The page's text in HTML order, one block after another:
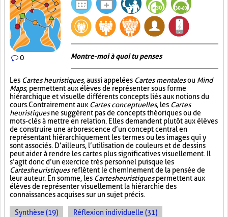
0 Montre-moi à quoi tu penses
Les Cartes heuristiques, aussi appelées Cartes mentalesou Mind
Maps, permettent aux élèves de représenter sous forme
hiérarchique et visuelle différents concepts liés aux notions du
cours. Contrairement aux Cartes conceptuelles, les Cartes
heuristiquesne suggèrent pas de concepts théoriques ou de
mots-clés à mettre en relation. Elles demandent plutôt aux élèves
de construire une arborescence d’un concept central en
représentant hiérarchiquement les termes ou les images qui y
sont associés. D’ailleurs, l’utilisation de couleurs et de dessins
peut aider à rendre les cartes plus significatives visuellement. Il
s’agit donc d’un exercice très personnel puisque les
Cartes heuristiquesreflètent le cheminement de la pensée de
leur auteur. En somme, les Cartes heuristiquespermettent aux
élèves de représenter visuellement la hiérarchie des
connaissances acquises sur un sujet précis.
Synthèse (19) Réflexion individuelle (31)